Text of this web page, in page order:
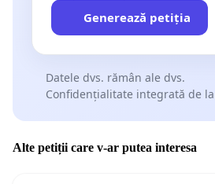
Generează petiția
Datele dvs. rămân ale dvs.
Confidențialitate integrată de
Alte petiții care v-ar putea interesa